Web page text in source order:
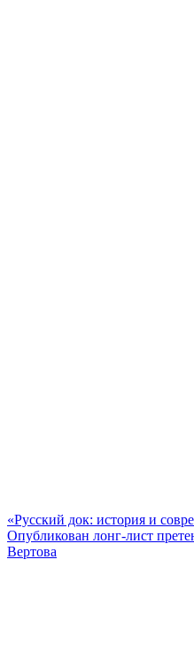
«Русский док: история и
Опубликован лонг-лист
Вертова